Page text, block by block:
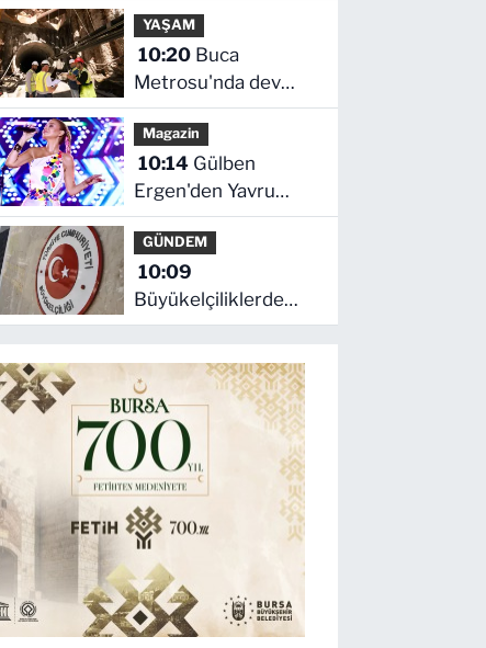
YAŞAM
10:20
Metrosu'nda dev
adım
Magazin
10:14
Ergen'den Yavru
Vatan'da 'yapay zekâ'
çıkışı
GÜNDEM
10:09
Büyükelçiliklerde
değişim... 4 ülkeye